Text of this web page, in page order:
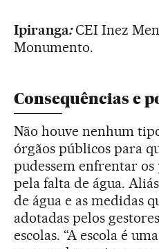
Ipiranga: CEI Inez
Monumento.
Consequências e
Não houve nenhum
órgãos públicos para
pudessem enfrentar
pela falta de água.
de água e as medidas
adotadas pelos
escolas. “A escola é